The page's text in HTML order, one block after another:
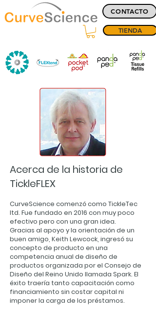
CONTACTO
TIENDA
Acerca de la historia de
TickleFLEX
CurveScience comenzó como TickleTec
ltd. Fue fundado en 2016 con muy poco
efectivo pero con una gran idea.
Gracias al apoyo y la orientación de un
buen amigo, Keith Lewcock, ingresó su
concepto de producto en una
competencia anual de diseño de
productos organizada por el Consejo de
Diseño del Reino Unido llamada Spark. El
éxito traería tanto capacitación como
financiamiento sin costar capital ni
imponer la carga de los préstamos.